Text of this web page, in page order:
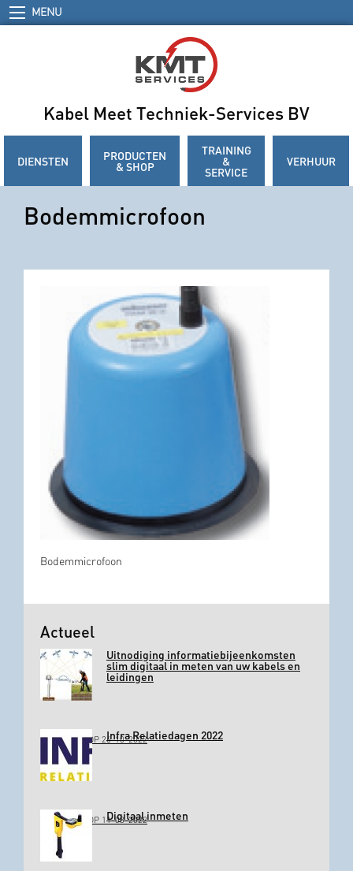
MENU
Kabel Meet Techniek-Services BV
DIENSTEN PRODUCTEN
& SHOP
TRAINING
&
SERVICE
VERHUUR
Bodemmicrofoon
Bodemmicrofoon
Actueel
Uitnodiging informatiebijeenkomsten
slim digitaal in meten van uw kabels en
leidingen
GEPLAATST OP 26-10-2022Infra Relatiedagen 2022
GEPLAATST OP 11-03-2022Digitaal inmeten